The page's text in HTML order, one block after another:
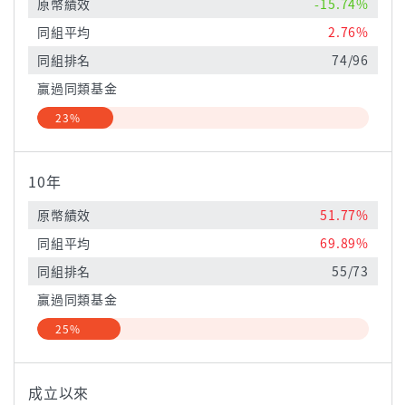
原幣績效
-15.74%
同組平均
2.76%
同組排名
74/96
贏過同類基金
23%
10年
原幣績效
51.77%
同組平均
69.89%
同組排名
55/73
贏過同類基金
25%
成立以來